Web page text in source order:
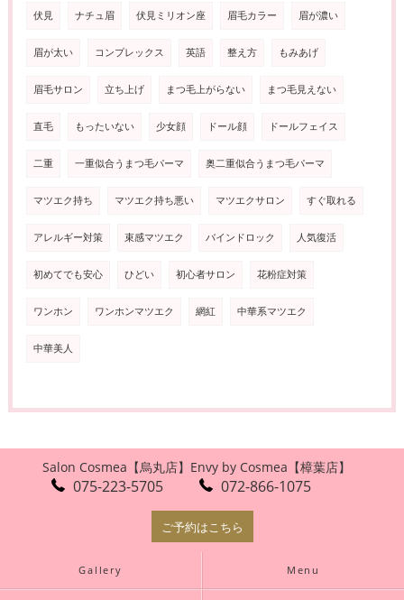
伏見 ナチュ眉 伏見ミリオン座 眉毛カラー 眉が濃い
眉が太い コンプレックス 英語 整え方 もみあげ
眉毛サロン 立ち上げ まつ毛上がらない まつ毛見えない
直毛 もったいない 少女顔 ドール顔 ドールフェイス
二重 一重似合うまつ毛パーマ 奥二重似合うまつ毛パーマ
マツエク持ち マツエク持ち悪い マツエクサロン すぐ取れる
アレルギー対策 束感マツエク バインドロック 人気復活
初めてでも安心 ひどい 初心者サロン 花粉症対策
ワンホン ワンホンマツエク 網紅 中華系マツエク
中華美人
Salon Cosmea【烏丸店】
075-223-5705
Envy by Cosmea【樟葉店】
072-866-1075
ご予約はこちら
Gallery Menu